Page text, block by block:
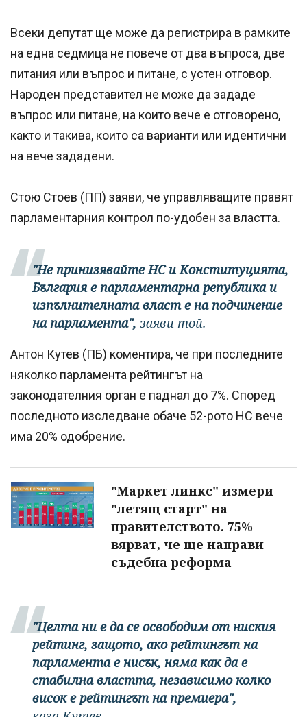
Всеки депутат ще може да регистрира в рамките
на една седмица не повече от два въпроса, две
питания или въпрос и питане, с устен отговор.
Народен представител не може да зададе
въпрос или питане, на които вече е отговорено,
както и такива, които са варианти или идентични
на вече зададени.
Стою Стоев (ПП) заяви, че управляващите правят
парламентарния контрол по-удобен за властта.
"Не принизявайте НС и Конституцията,
България е парламентарна република и
изпълнителната власт е на подчинение
на парламента", заяви той.
Антон Кутев (ПБ) коментира, че при последните
няколко парламента рейтингът на
законодателния орган е паднал до 7%. Според
последното изследване обаче 52-рото НС вече
има 20% одобрение.
"Маркет линкс" измери
"летящ старт" на
правителството. 75%
вярват, че ще направи
съдебна реформа
"Целта ни е да се освободим от ниския
рейтинг, защото, ако рейтингът на
парламента е нисък, няма как да е
стабилна властта, независимо колко
висок е рейтингът на премиера",